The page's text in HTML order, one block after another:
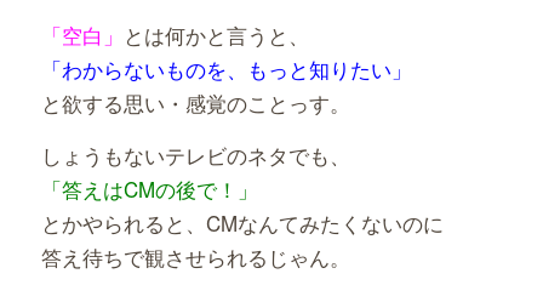
「空白」 とは何かと言うと、
「わからないものを、もっと知りたい」
と欲する思い・感覚のことっす。
しょうもないテレビのネタでも、
「答えはCMの後で！」
とかやられると、CMなんてみたくないのに
答え待ちで観させられるじゃん。